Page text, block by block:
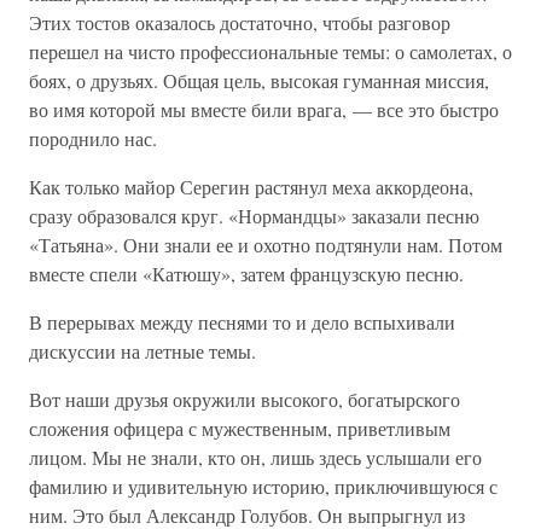
Этих тостов оказалось достаточно, чтобы разговор
перешел на чисто профессиональные темы: о самолетах, о
боях, о друзьях. Общая цель, высокая гуманная миссия,
во имя которой мы вместе били врага, — все это быстро
породнило нас.
Как только майор Серегин растянул меха аккордеона,
сразу образовался круг. «Нормандцы» заказали песню
«Татьяна». Они знали ее и охотно подтянули нам. Потом
вместе спели «Катюшу», затем французскую песню.
В перерывах между песнями то и дело вспыхивали
дискуссии на летные темы.
Вот наши друзья окружили высокого, богатырского
сложения офицера с мужественным, приветливым
лицом. Мы не знали, кто он, лишь здесь услышали его
фамилию и удивительную историю, приключившуюся с
ним. Это был Александр Голубов. Он выпрыгнул из